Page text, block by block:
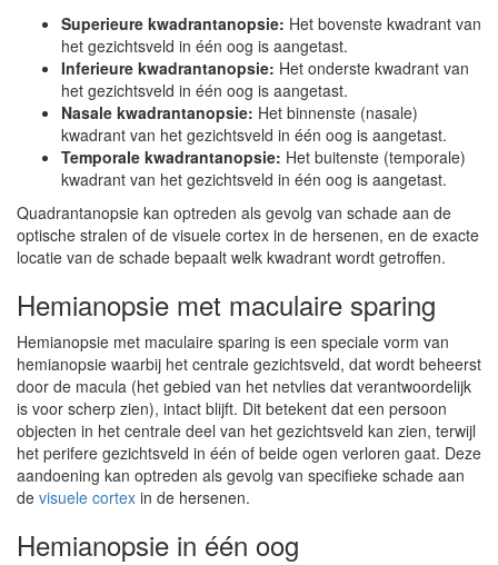
Superieure kwadrantanopsie: Het bovenste kwadrant van
het gezichtsveld in één oog is aangetast.
Inferieure kwadrantanopsie: Het onderste kwadrant van
het gezichtsveld in één oog is aangetast.
Nasale kwadrantanopsie: Het binnenste (nasale)
kwadrant van het gezichtsveld in één oog is aangetast.
Temporale kwadrantanopsie: Het buitenste (temporale)
kwadrant van het gezichtsveld in één oog is aangetast.
Quadrantanopsie kan optreden als gevolg van schade aan de
optische stralen of de visuele cortex in de hersenen, en de exacte
locatie van de schade bepaalt welk kwadrant wordt getroffen.
Hemianopsie met maculaire sparing
Hemianopsie met maculaire sparing is een speciale vorm van
hemianopsie waarbij het centrale gezichtsveld, dat wordt beheerst
door de macula (het gebied van het netvlies dat verantwoordelijk
is voor scherp zien), intact blijft. Dit betekent dat een persoon
objecten in het centrale deel van het gezichtsveld kan zien, terwijl
het perifere gezichtsveld in één of beide ogen verloren gaat. Deze
aandoening kan optreden als gevolg van specifieke schade aan
de visuele cortex in de hersenen.
Hemianopsie in één oog